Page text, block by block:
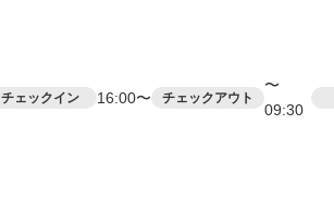
チェックイン 16:00〜 チェックアウト
〜
09:30